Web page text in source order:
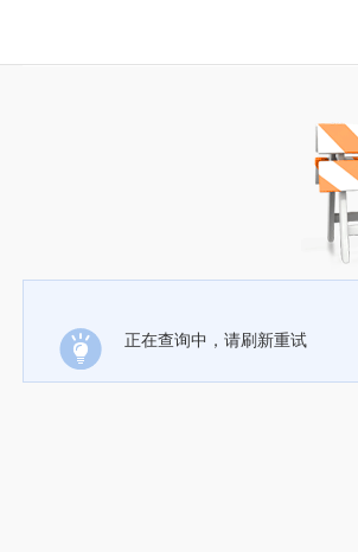
正在查询中，请刷新重试